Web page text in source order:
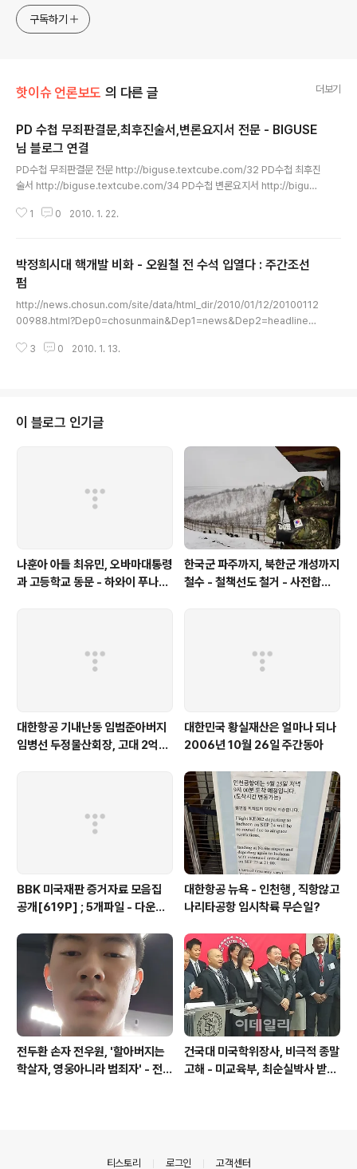
jesim56@gmail.com, 안보일때는 구글리더나 RSS로!!
구독하기
핫이슈 언론보도 의 다른 글 더보기
PD 수첩 무죄판결문,최후진술서,변론요지서 전문 - BIGUSE
님 블로그 연결
PD수첩 무죄판결문 전문 http://biguse.textcube.com/32 PD수첩 최후진
술서 http://biguse.textcube.com/34 PD수첩 변론요지서 http://bigus
1 0 2010. 1. 22.
박정희시대 핵개발 비화 - 오원철 전 수석 입열다 : 주간조선
펌
http://news.chosun.com/site/data/html_dir/2010/01/12/20100112
00988.html?Dep0=chosunmain&Dep1=news&Dep2=headline2&
가능성” 한국전력이 총 건설비 200억달러에 달하는 아랍에미리트연합(UAE)
한국이 ‘원전 강국’으로 발돋움하게 된 출발점은 박정희 정권 시절에 마련됐다.
박정희 전 대통령은 미국의 감시와 견제 속에 원..
3 0 2010. 1. 13.
이 블로그 인기글
나훈아 아들 최유민, 오바마대통령
과 고등학교 동문 - 하와이 푸나호
한국군 파주까지, 북한군 개성까지
철수 - 철책선도 철거 - 사전합의
대한항공 기내난동 임범준아버지
임병선 두정물산회장, 고대 2억기
대한민국 황실재산은 얼마나 되나
2006년 10월 26일 주간동아
BBK 미국재판 증거자료 모음집
공개[619P] ; 5개파일 - 다운로
대한항공 뉴욕 - 인천행 , 직항않고
나리타공항 임시착륙 무슨일?
전두환 손자 전우원, '할아버지는
학살자, 영웅아니라 범죄자' - 전재
건국대 미국학위장사, 비극적 종말
고해 - 미교육부, 최순실박사 받은
티스토리 로그인 고객센터